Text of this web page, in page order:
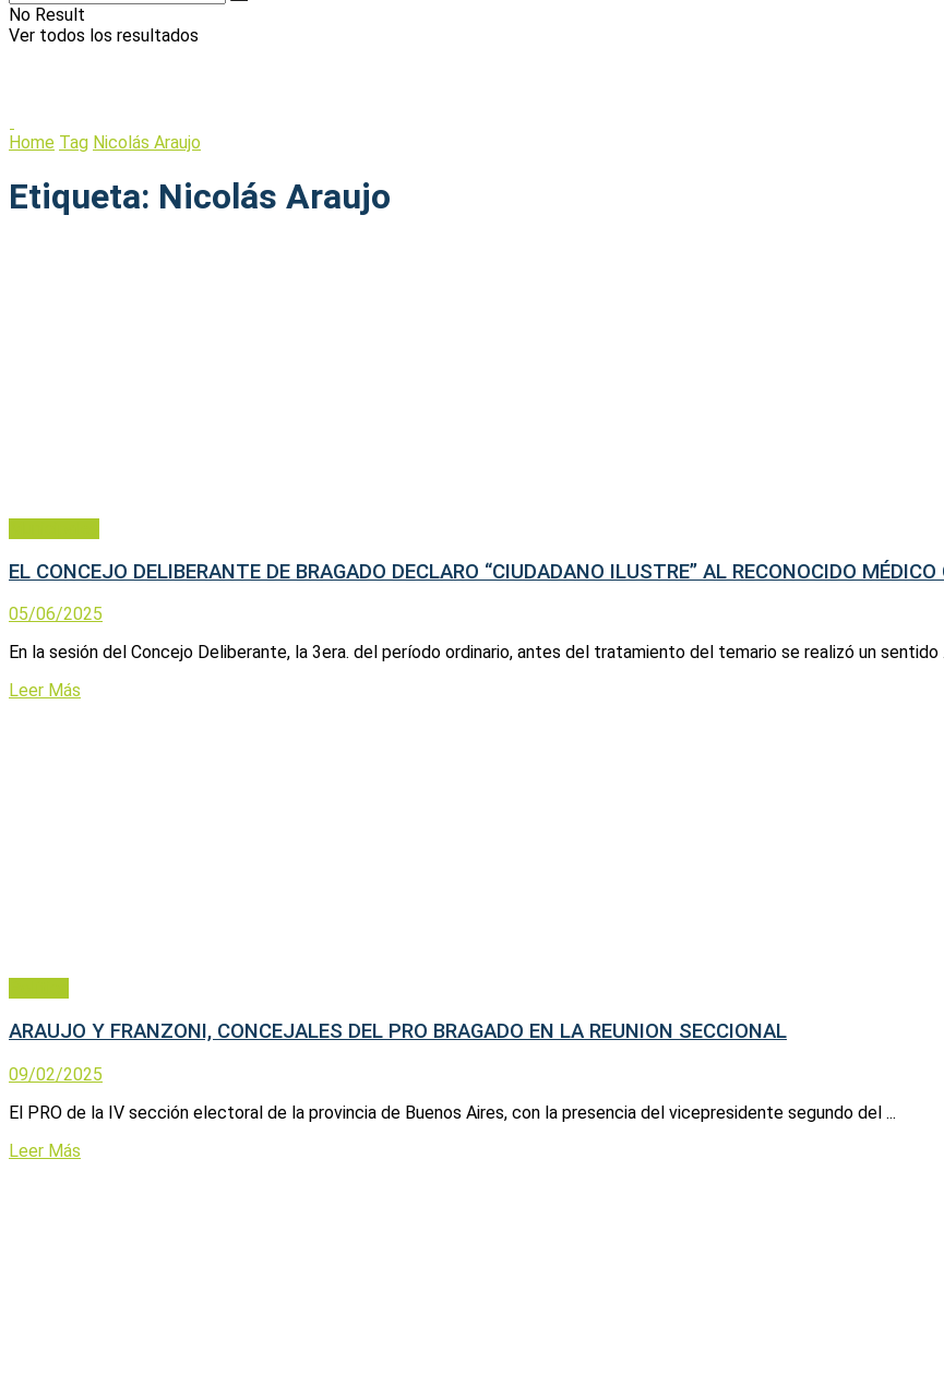
No Result
Ver todos los resultados
Home Tag Nicolás Araujo
Etiqueta: Nicolás Araujo
EL CONCEJO DELIBERANTE DE BRAGADO DECLARO “CIUDADANO ILUSTRE” AL RECONOCIDO
05/06/2025
En la sesión del Concejo Deliberante, la 3era. del período ordinario, antes del tratamiento del temario se realizó un sentido
Leer Más
ARAUJO Y FRANZONI, CONCEJALES DEL PRO BRAGADO EN LA REUNION SECCIONAL
09/02/2025
El PRO de la IV sección electoral de la provincia de Buenos Aires, con la presencia del vicepresidente segundo del ...
Leer Más